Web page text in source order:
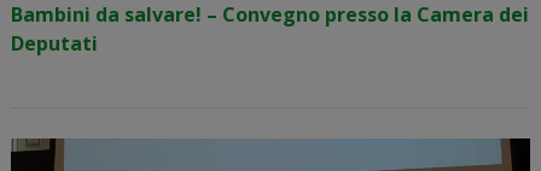
Bambini da salvare! – Convegno presso la Camera dei
Deputati